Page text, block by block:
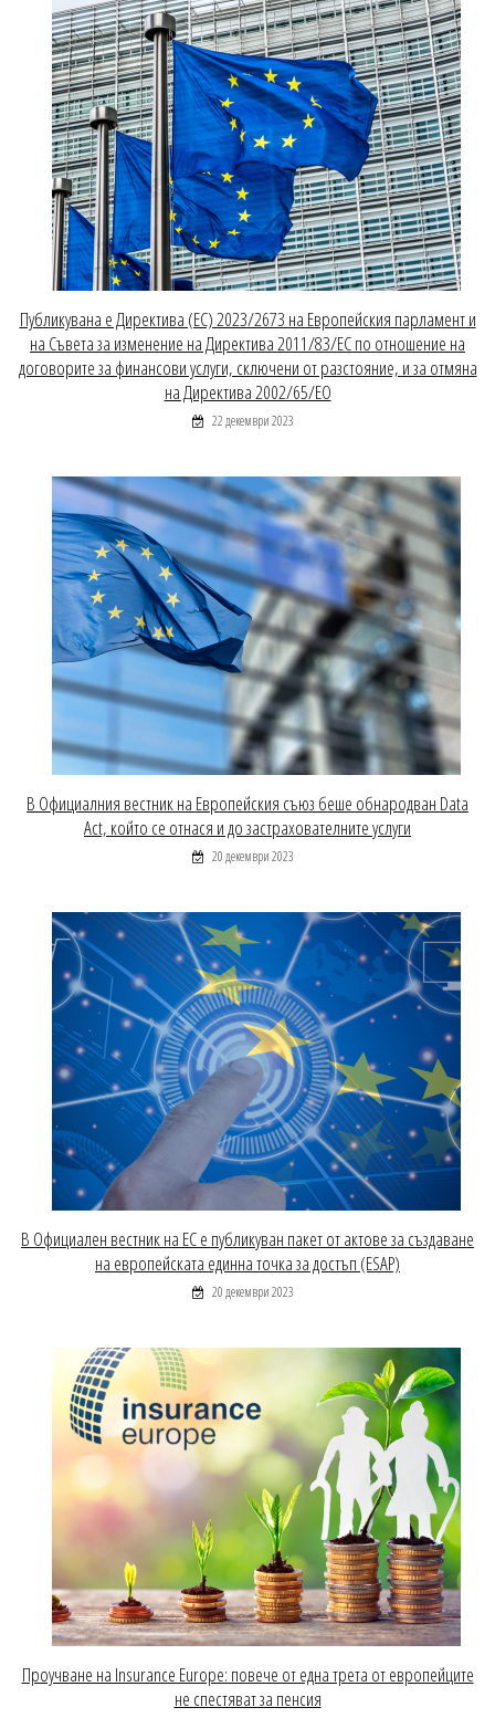
Публикувана е Директива (ЕС) 2023/2673 на Европейския парламент и
на Съвета за изменение на Директива 2011/83/ЕС по отношение на
договорите за финансови услуги, сключени от разстояние, и за отмяна
на Директива 2002/65/ЕО
22 декември 2023
В Официалния вестник на Европейския съюз беше обнародван Data
Act, който се отнася и до застрахователните услуги
20 декември 2023
В Официален вестник на ЕС е публикуван пакет от актове за създаване
на европейската единна точка за достъп (ESAP)
20 декември 2023
Проучване на Insurance Europe: повече от една трета от европейците
не спестяват за пенсия